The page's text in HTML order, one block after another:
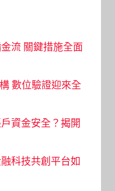
流 關鍵措施全面
數位驗證迎來全
資金安全？揭開
科技共創平台如